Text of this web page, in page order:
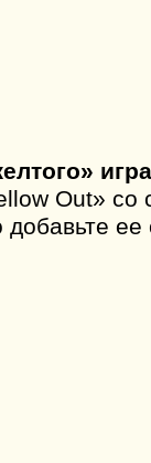
Out» со
ее